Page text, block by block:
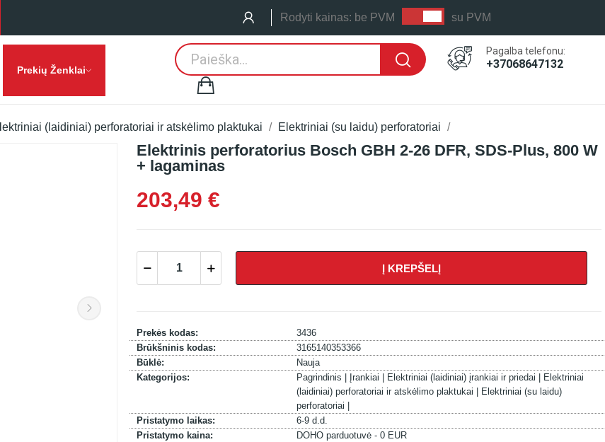
Rodyti kainas: be PVM su PVM
Prekių Ženklai
Pagalba telefonu:
+37068647132
(laidiniai) perforatoriai ir atskėlimo plaktukai Elektriniai (su laidu) perforatoriai
Elektrinis perforatorius Bosch GBH 2-26 DFR, SDS-Plus, 800 W
+ lagaminas
203,49 €
Į KREPŠELĮ
Prekės kodas:
3436
Brūkšninis kodas:
3165140353366
Būklė:
Nauja
Kategorijos:
Pagrindinis | Įrankiai | Elektriniai (laidiniai) įrankiai ir priedai |
Elektriniai
(laidiniai) perforatoriai ir atskėlimo plaktukai |
Elektriniai (su laidu)
perforatoriai |
Pristatymo laikas:
6-9 d.d.
Pristatymo kaina:
DOHO parduotuvė - 0 EUR